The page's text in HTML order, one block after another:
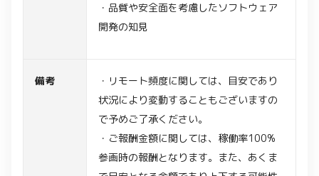
・品質や安全面を考慮したソフトウェア
開発の知見
備考
・リモート頻度に関しては、目安であり
状況により変動することもございますの
で予めご了承ください。
・ご報酬金額に関しては、稼働率100%
参画時の報酬となります。また、あくま